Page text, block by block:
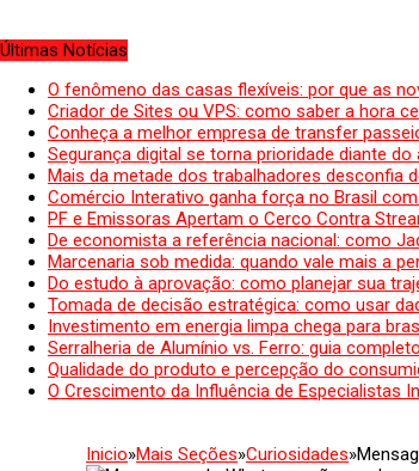
Últimas Notícias
O fenômeno das casas flexíveis: por que as
Criador de Sites ou VPS: como saber a hora
Conheça a melhor empresa de transfer
Segurança digital se torna prioridade diante
Mais da metade dos trabalhadores desconfia
Comércio Interativo ganha força no Brasil
PF e Emissoras Apertam o Cerco Contra
De economista a referência nacional: como
Marcenaria sob medida: quando vale mais a
Do estudo à aprovação: como planejar sua
Tomada de decisão estratégica: como usar
Investimento em energia limpa chega para
Serralheria de Alumínio vs. Ferro: guia
Qualidade do produto e percepção do
O Crescimento da Influência de Especialistas
Inicio»Mais Seções»Curiosidades»